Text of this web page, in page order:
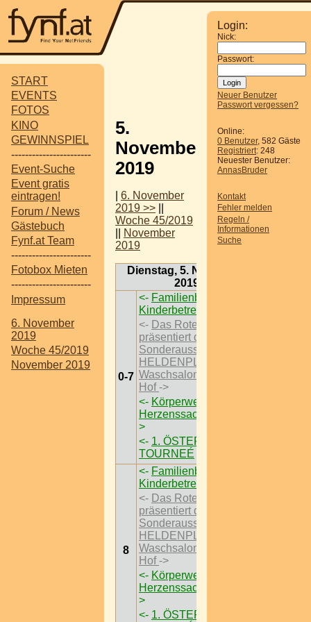
START
EVENTS
FOTOS
KINO
GEWINNSPIEL
-----------------------
Event-Suche
Event gratis
eintragen!
Forum / News
Gästebuch
Fynf.at Team
-----------------------
Fotobox Mieten
-----------------------
Impressum
6. November
2019
Woche 45/2019
November 2019
Login:
Nick:
Passwort:
Neuer Benutzer
Passwort vergessen?
Online:
0 Benutzer, 582 Gäste
Registriert: 248
Neuester Benutzer:
AnnasBruder
Kontakt
Fehler melden
Regeln /
Informationen
Suche
5.
November
2019
6. November
2019 >>
Woche 45/2019
November
2019
Dienstag, 5. November
2019
0-7
<- Familienbrunch mit
Kinderbetreung
<- Das Rote Wien
präsentiert die
Sonderausstellungen
HELDENPLATZ ’29 im
Waschsalon Karl-Marx-
Hof->
<- Körperwelten – Eine
Herzenssache I Wien
>
<- 1. ÖSTEREICH
TOURNEÉ
8
<- Familienbrunch mit
Kinderbetreung
<- Das Rote Wien
präsentiert die
Sonderausstellungen
HELDENPLATZ ’29 im
Waschsalon Karl-Marx-
Hof->
<- Körperwelten – Eine
Herzenssache I Wien
>
<- 1. ÖSTEREICH